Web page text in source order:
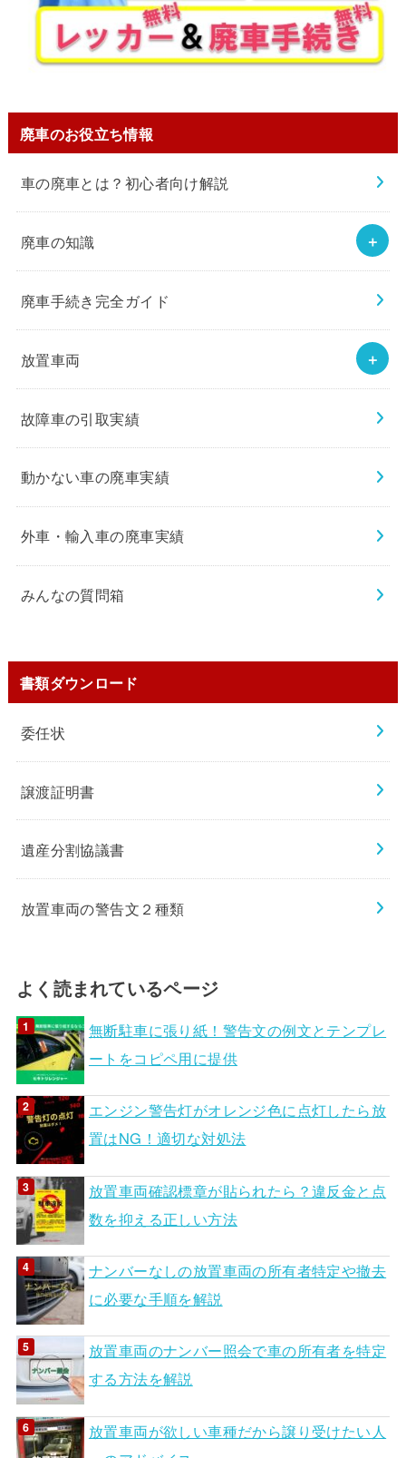
廃車のお役立ち情報
車の廃車とは？初心者向け解説
廃車の知識
廃車手続き完全ガイド
放置車両
故障車の引取実績
動かない車の廃車実績
外車・輸入車の廃車実績
みんなの質問箱
書類ダウンロード
委任状
譲渡証明書
遺産分割協議書
放置車両の警告文２種類
よく読まれているページ
無断駐車に張り紙！警告文の例文とテンプレ
ートをコピペ用に提供
エンジン警告灯がオレンジ色に点灯したら放
置はNG！適切な対処法
放置車両確認標章が貼られたら？違反金と点
数を抑える正しい方法
ナンバーなしの放置車両の所有者特定や撤去
に必要な手順を解説
放置車両のナンバー照会で車の所有者を特定
する方法を解説
放置車両が欲しい車種だから譲り受けたい人